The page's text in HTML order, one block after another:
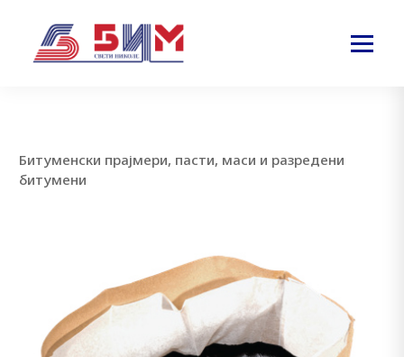
Битуменски прајмери, пасти, маси и разредени
битумени